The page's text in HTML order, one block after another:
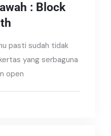
: Block
pasti sudah tidak
yang serbaguna
open